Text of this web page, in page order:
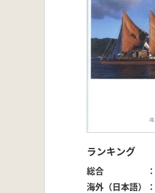
ランキング
総合
海外（日本語）